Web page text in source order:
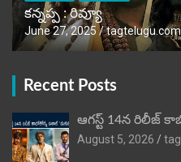
కన్నప్ప : రివ్యూ
June 27, 2025 tagtelugu.com
Recent Posts
ఆగస్ట్ 14న రిలీజ్
August 5, 2026